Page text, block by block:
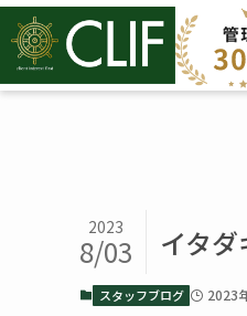
イタ
2023
8/03
スタッフブログ 2023